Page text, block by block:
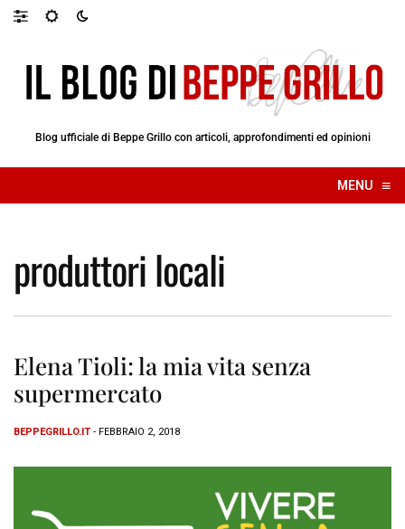
Blog ufficiale di Beppe Grillo con articoli, approfondimenti ed opinioni
MENU ≡
☰
produttori locali
Elena Tioli: la mia vita senza
supermercato
BEPPEGRILLO.IT - FEBBRAIO 2, 2018